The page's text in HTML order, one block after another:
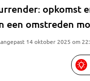
opkomst
een omstreden
14 oktober 2025 om